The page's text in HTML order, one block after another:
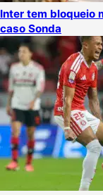
Inter tem bloqueio
caso Sonda